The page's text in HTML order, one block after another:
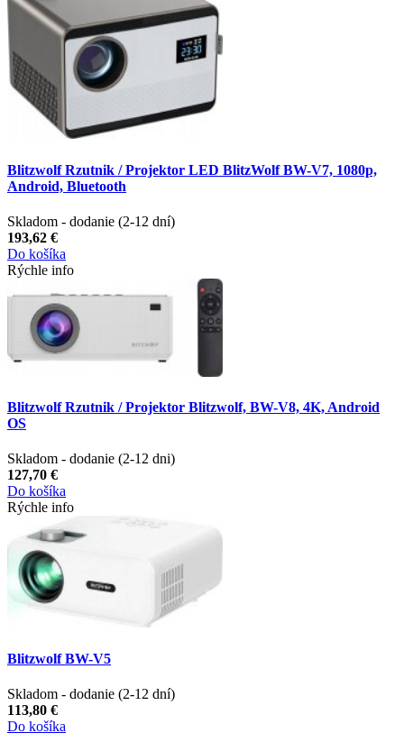
Blitzwolf Rzutnik / Projektor LED BlitzWolf BW-V7, 1080p,
Android, Bluetooth
Skladom - dodanie (2-12 dní)
193,62 €
Do košíka
Rýchle info
Blitzwolf Rzutnik / Projektor Blitzwolf, BW-V8, 4K, Android
OS
Skladom - dodanie (2-12 dni)
127,70 €
Do košíka
Rýchle info
Blitzwolf BW-V5
Skladom - dodanie (2-12 dní)
113,80 €
Do košíka